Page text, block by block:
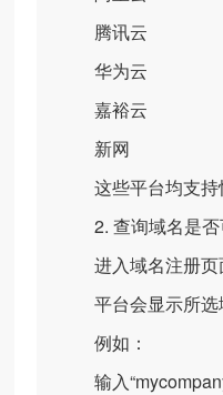
腾讯云
华为云
嘉裕云
新网
这些平台均支持
2. 查询域名是否
进入域名注册页
平台会显示所选
例如：
输入